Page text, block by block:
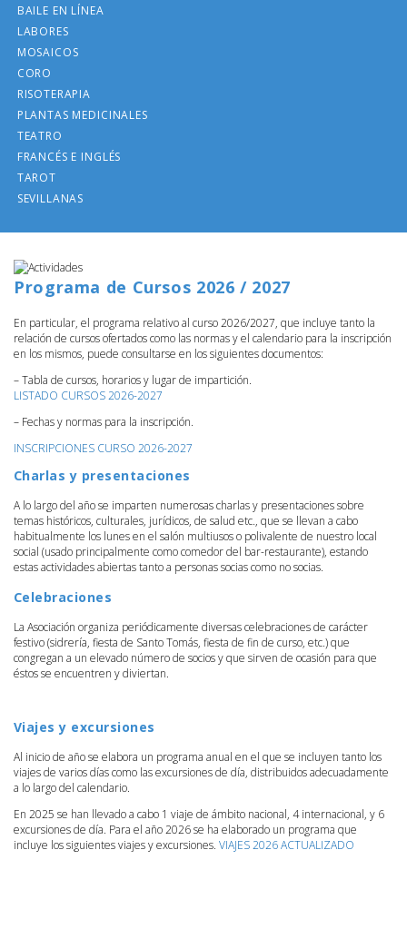
BAILE EN LÍNEA
LABORES
MOSAICOS
CORO
RISOTERAPIA
PLANTAS MEDICINALES
TEATRO
FRANCÉS E INGLÉS
TAROT
SEVILLANAS
Programa de Cursos 2026 / 2027
En particular, el programa relativo al curso 2026/2027, que incluye tanto la
relación de cursos ofertados como las normas y el calendario para la inscripción
en los mismos, puede consultarse en los siguientes documentos:
– Tabla de cursos, horarios y lugar de impartición.
LISTADO CURSOS 2026-2027
– Fechas y normas para la inscripción.
INSCRIPCIONES CURSO 2026-2027
Charlas y presentaciones
A lo largo del año se imparten numerosas charlas y presentaciones sobre
temas históricos, culturales, jurídicos, de salud etc., que se llevan a cabo
habitualmente los lunes en el salón multiusos o polivalente de nuestro local
social (usado principalmente como comedor del bar-restaurante), estando
estas actividades abiertas tanto a personas socias como no socias.
Celebraciones
La Asociación organiza periódicamente diversas celebraciones de carácter
festivo (sidrería, fiesta de Santo Tomás, fiesta de fin de curso, etc.) que
congregan a un elevado número de socios y que sirven de ocasión para que
éstos se encuentren y diviertan.
Viajes y excursiones
Al inicio de año se elabora un programa anual en el que se incluyen tanto los
viajes de varios días como las excursiones de día, distribuidos adecuadamente
a lo largo del calendario.
En 2025 se han llevado a cabo 1 viaje de ámbito nacional, 4 internacional, y 6
excursiones de día. Para el año 2026 se ha elaborado un programa que
incluye los siguientes viajes y excursiones. VIAJES 2026 ACTUALIZADO